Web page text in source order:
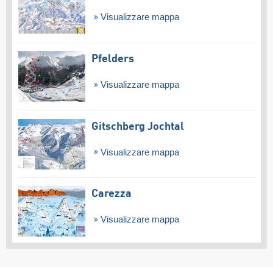
Visualizzare mappa
Pfelders
Visualizzare mappa
Gitschberg Jochtal
Visualizzare mappa
Carezza
Visualizzare mappa